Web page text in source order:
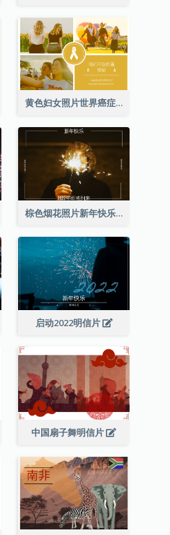
黄色妇女照片世界癌症日明信片
棕色烟花照片新年快乐明信片
启动2022明信片
中国扇子舞明信片